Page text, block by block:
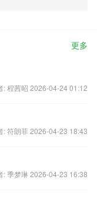
更多
: 程茜昭 2026-04-24 01:12
: 符朗菲 2026-04-23 18:43
: 季梦琳 2026-04-23 16:38